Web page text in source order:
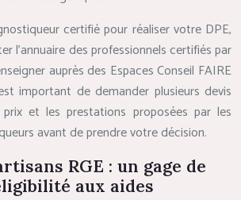
certifié pour réaliser votre DPE,
l’annuaire des professionnels certifiés par
auprès des Espaces Conseil FAIRE
important de demander plusieurs devis
et les prestations proposées par les
avant de prendre votre décision.
RGE : un gage de
aux aides